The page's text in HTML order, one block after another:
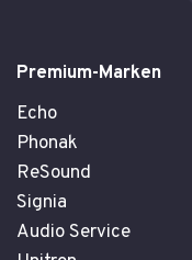
Premium-Marken
Echo
Phonak
ReSound
Signia
Audio Service